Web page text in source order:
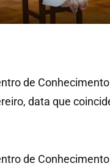
de
data que
de